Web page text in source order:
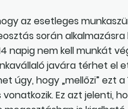
az esetleges
során
napig nem kell munkát
javára térhet el
úgy, hogy „mellőzi” ezt
Ez azt jelenti,